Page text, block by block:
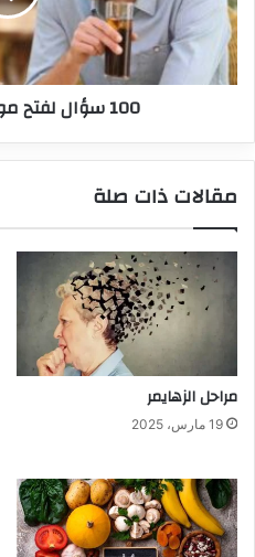
100 سؤال لفتح مواضيع مع الحبيب
مقالات ذات صلة
مراحل الزهايمر
19 مارس، 2025